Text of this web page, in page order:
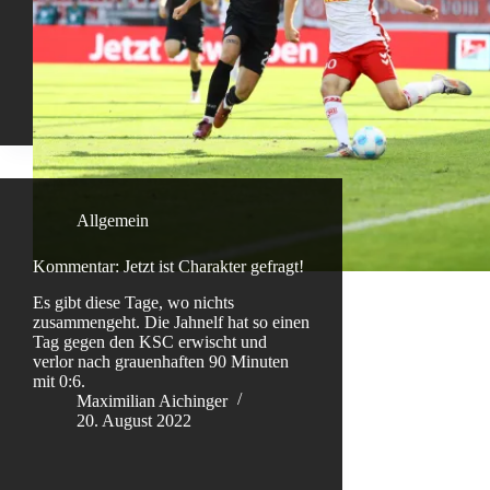
Allgemein
Kommentar: Jetzt ist Charakter gefragt!
Es gibt diese Tage, wo nichts
zusammengeht. Die Jahnelf hat so einen
Tag gegen den KSC erwischt und
verlor nach grauenhaften 90 Minuten
mit 0:6.
Maximilian Aichinger
20. August 2022